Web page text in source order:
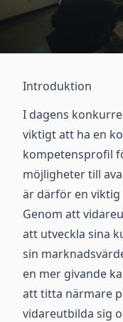
Introduktion
I dagens
viktigt att ha en
kompetensprofil
möjligheter till
är därför en
Genom att
att utveckla sina
sin
en mer givande
att titta närmare
vidareutbilda sig